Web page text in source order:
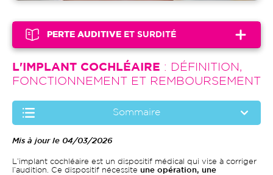
L'IMPLANT COCHLÉAIRE : DÉFINITION,
FONCTIONNEMENT ET REMBOURSEMENT
PERTE AUDITIVE ET SURDITÉ
Sommaire
Mis à jour le 04/03/2026
L’implant cochléaire est un dispositif médical qui vise à corriger
l’audition. Ce dispositif nécessite une opération, une